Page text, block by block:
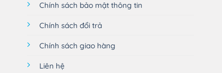
Chính sách bảo mật thông tin
Chính sách đổi trả
Chính sách giao hàng
Liên hệ